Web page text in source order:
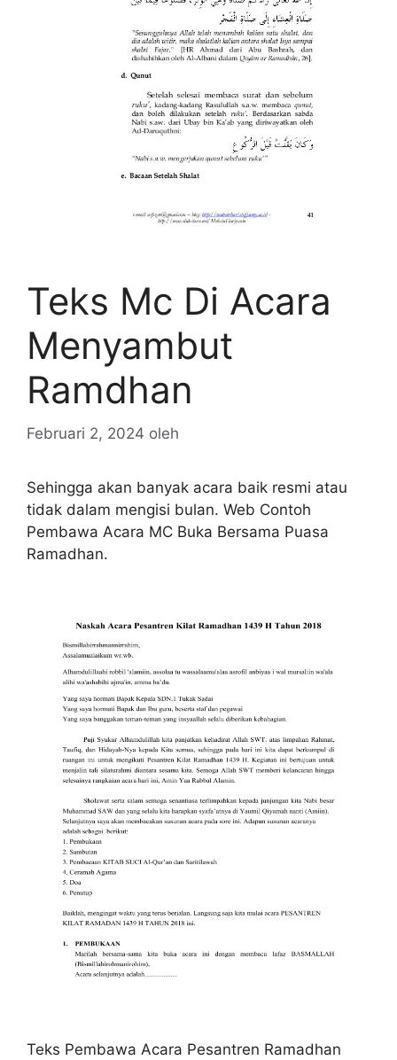
Teks Mc Di Acara
Menyambut
Ramdhan
Februari 2, 2024 oleh
Sehingga akan banyak acara baik resmi atau
tidak dalam mengisi bulan. Web Contoh
Pembawa Acara MC Buka Bersama Puasa
Ramadhan.
Teks Pembawa Acara Pesantren Ramadhan